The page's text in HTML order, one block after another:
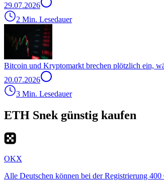
29.07.2026
2 Min. Lesedauer
Bitcoin und Kryptomarkt brechen plötzlich ein,
20.07.2026
3 Min. Lesedauer
ETH Snek günstig kaufen
OKX
Alle Deutschen können bei der Registrierung